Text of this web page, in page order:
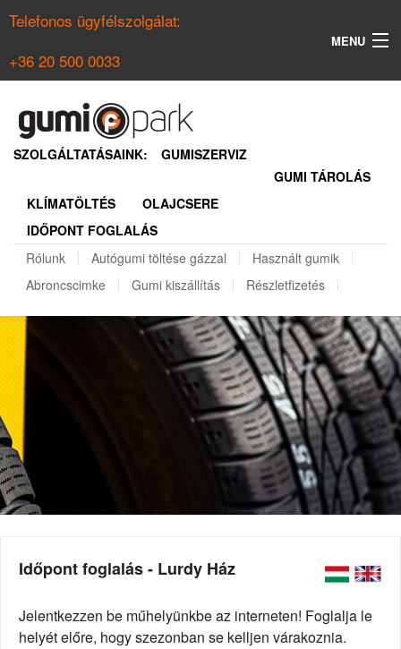
Telefonos ügyfélszolgálat:
+36 20 500 0033
MENU
NYÁRI GUMI KERESŐ
REGISZTRÁCIÓ
SZOLGÁLTATÁSAINK:
GUMISZERVIZ
GUMI TÁROLÁS
KLÍMATÖLTÉS
OLAJCSERE
IDŐPONT FOGLALÁS
Rólunk
Autógumi töltése gázzal
Használt gumik
Abroncscimke
Gumi kiszállítás Részletfizetés
Időpont foglalás - Lurdy Ház
Jelentkezzen be műhelyünkbe az interneten! Foglalja le
helyét előre, hogy szezonban se kelljen várakoznia.